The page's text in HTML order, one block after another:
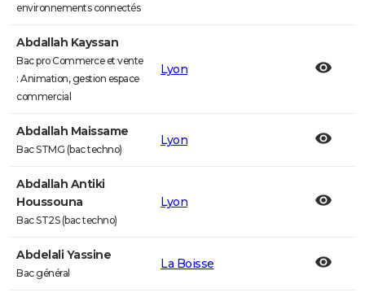
environnements connectés
Abdallah Kayssan
Bac pro Commerce et vente
: Animation, gestion espace
commercial
Lyon
Abdallah Maissame
Bac STMG (bac techno)
Lyon
Abdallah Antiki
Houssouna
Bac ST2S (bac techno)
Lyon
Abdelali Yassine
Bac général
La Boisse